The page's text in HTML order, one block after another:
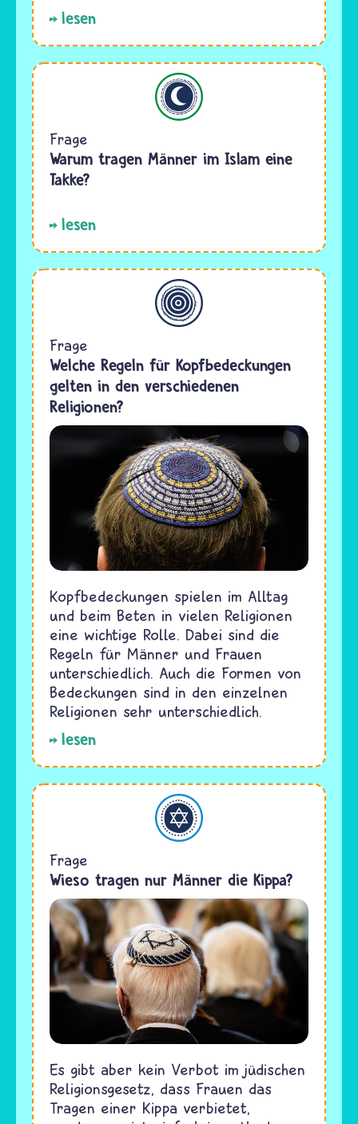
lesen
Frage
Warum tragen Männer im Islam eine
Takke?
lesen
Allgemein
Frage
Welche Regeln für Kopfbedeckungen
gelten in den verschiedenen
Religionen?
Kopfbedeckungen spielen im Alltag
und beim Beten in vielen Religionen
eine wichtige Rolle. Dabei sind die
Regeln für Männer und Frauen
unterschiedlich. Auch die Formen von
Bedeckungen sind in den einzelnen
Religionen sehr unterschiedlich.
lesen
Judentum
Frage
Wieso tragen nur Männer die Kippa?
Es gibt aber kein Verbot im jüdischen
Religionsgesetz, dass Frauen das
Tragen einer Kippa verbietet,